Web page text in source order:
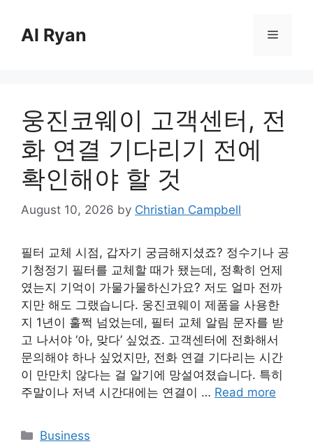
contentAl Ryan Menu
웅진코웨이 고객센터, 전
화 연결 기다리기 전에
확인해야 할 것
August 10, 2026 by Christian Campbell
필터 교체 시점, 갑자기 궁금해지셨죠? 정수기나 공
기청정기 필터를 교체할 때가 됐는데, 정확히 언제
였는지 기억이 가물가물하신가요? 저도 얼마 전까
지만 해도 그랬습니다. 웅진코웨이 제품을 사용한
지 1년이 훌쩍 넘었는데, 필터 교체 알림 문자를 받
고 나서야 ‘아, 맞다’ 싶었죠. 고객센터에 전화해서
문의해야 하나 싶었지만, 전화 연결 기다리는 시간
이 만만치 않다는 걸 알기에 망설여졌습니다. 특히
주말이나 저녁 시간대에는 연결이 … Read more
Categories
Business